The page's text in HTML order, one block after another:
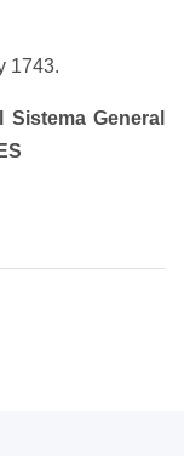
1743.
General